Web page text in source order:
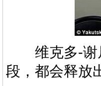
维克多-谢尼
段，都会释放